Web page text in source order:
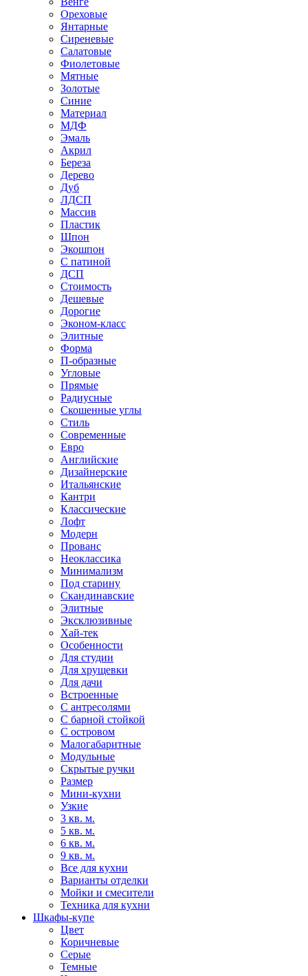
Ореховые
Янтарные
Сиреневые
Салатовые
Фиолетовые
Мятные
Золотые
Синие
Материал
МДФ
Эмаль
Акрил
Береза
Дерево
Дуб
ЛДСП
Массив
Пластик
Шпон
Экошпон
С патиной
ДСП
Стоимость
Дешевые
Дорогие
Эконом-класс
Элитные
Форма
П-образные
Угловые
Прямые
Радиусные
Скошенные углы
Стиль
Современные
Евро
Английские
Дизайнерские
Итальянские
Кантри
Классические
Лофт
Модерн
Прованс
Неоклассика
Минимализм
Под старину
Скандинавские
Элитные
Эксклюзивные
Хай-тек
Особенности
Для студии
Для хрущевки
Для дачи
Встроенные
С антресолями
С барной стойкой
С островом
Малогабаритные
Модульные
Скрытые ручки
Размер
Мини-кухни
Узкие
3 кв. м.
5 кв. м.
6 кв. м.
9 кв. м.
Все для кухни
Варианты отделки
Мойки и смесители
Техника для кухни
Шкафы-купе
Цвет
Коричневые
Серые
Темные